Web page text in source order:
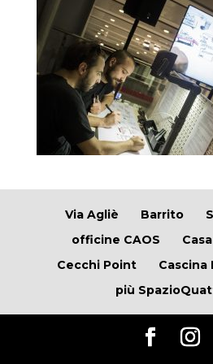
Via Agliè Barrito
officine CAOS
Cecchi Point
Cascina
più